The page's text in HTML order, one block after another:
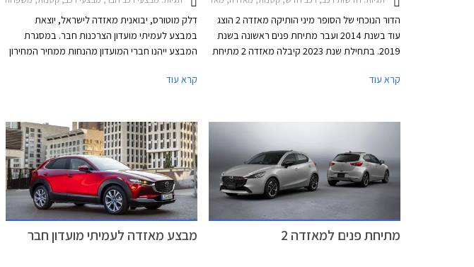
הדור הנוכחי של הסופר מיני הותיקה מאזדה 2 הוצג
עוד בשנת 2014 ועבר מתיחת פנים ראשונה בשנת
2019. בתחילת שנת 2023 קיבלה מאזדה 2 מתיחת
קרא עוד
דלק מוטורס, יבואנית מאזדה לישראל, יוצאת
במבצע לעמיתי מועדון הצרכנות חבר. במסגרת
המבצע ייהנו חברי המועדון מהנחות ממחיר המחירון
0.4% בבנק הבינלאומי-אוצר החייל, ומאפשרות
לרכישת הרכב באמצעות תוכנית המימון חבר ליס.
המבצע יתקיים בכל אולמות התצוגה של מאזדה בין
התאריכים 12.09.2023-13.10.2023.
קרא עוד
מתיחת פנים למאזדה 2 מבצע מאזדה לעמיתי מועדון חבר